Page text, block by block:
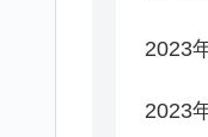
2023
2023